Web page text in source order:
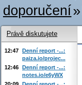
doporučení»
Právě diskutujete
12:47 Denní report -...:
paiza.io/projec...
12:46 Denní report -...:
notes.io/e6yWX
20:09 Denní report -...: